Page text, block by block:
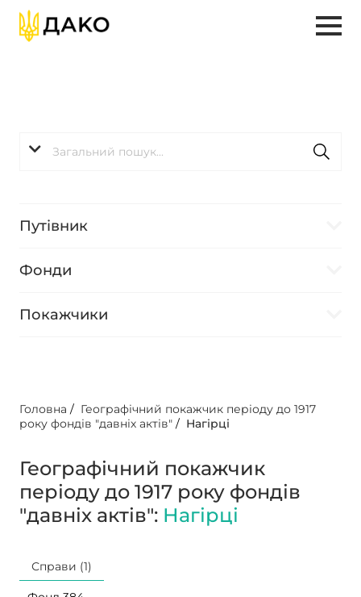
Путівник
Фонди
Покажчики
Головна / Географічний покажчик періоду до 1917
року фондів "давніх актів" / Нагірці
Географічний покажчик
періоду до 1917 року фондів
"давніх актів": Нагірці
Справи (1)